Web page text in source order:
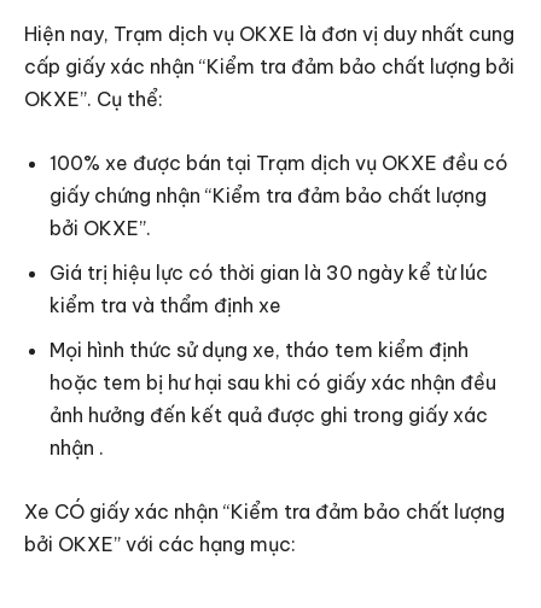
Hiện nay, Trạm dịch vụ OKXE là đơn vị duy nhất cung
cấp giấy xác nhận “Kiểm tra đảm bảo chất lượng bởi
OKXE”. Cụ thể:
100% xe được bán tại Trạm dịch vụ OKXE đều có
giấy chứng nhận “Kiểm tra đảm bảo chất lượng
bởi OKXE”.
Giá trị hiệu lực có thời gian là 30 ngày kể từ lúc
kiểm tra và thẩm định xe
Mọi hình thức sử dụng xe, tháo tem kiểm định
hoặc tem bị hư hại sau khi có giấy xác nhận đều
ảnh hưởng đến kết quả được ghi trong giấy xác
nhận .
Xe CÓ giấy xác nhận “Kiểm tra đảm bảo chất lượng
bởi OKXE” với các hạng mục: